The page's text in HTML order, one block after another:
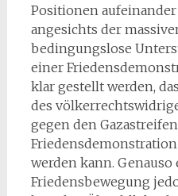
Positionen aufeinander
angesichts der
bedingungslose
einer
klar gestellt werden,
des
gegen den
werden kann.
Friedensbewegung